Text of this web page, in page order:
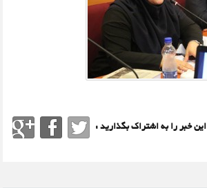
این خبر را به اشتراک بگذارید :